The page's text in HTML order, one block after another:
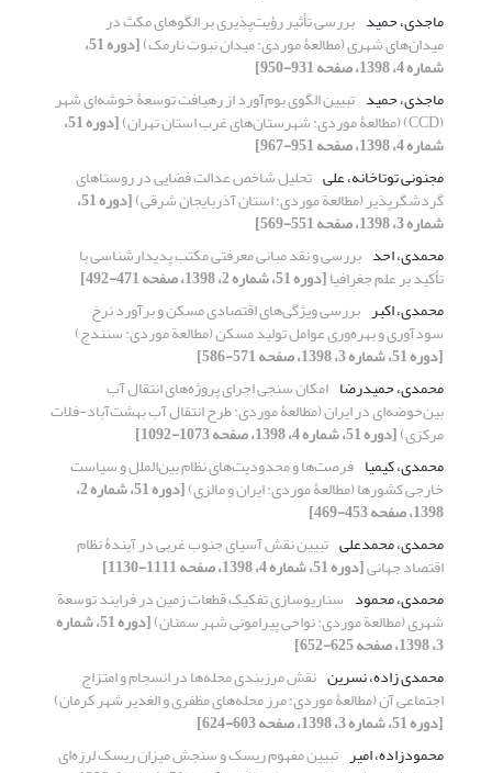
ماجدی، حمید بررسی تأثیر رؤیت‌پذیری بر الگوهای مکث در
میدان‌های شهری (مطالعۀ موردی: میدان نبوت نارمک) [دوره 51،
شماره 4، 1398، صفحه 931-950]
ماجدی، حمید تبیین الگوی بوم‌آورد از رهیافت توسعۀ خوشه‌ای شهر
(CCD) (مطالعۀ موردی: شهرستان‌های غرب استان تهران) [دوره 51،
شماره 4، 1398، صفحه 951-967]
مجنونی توتاخانه، علی تحلیل شاخص عدالت فضایی در روستاهای
گردشگرپذیر (مطالعة موردی: استان آذربایجان شرقی) [دوره 51،
شماره 3، 1398، صفحه 551-569]
محمدی، احد بررسی و نقد مبانی معرفتی مکتب پدیدارشناسی با
تأکید بر علم جغرافیا[دوره 51، شماره 2، 1398، صفحه 471-492]
محمدی، اکبر بررسی ویژگی‌های اقتصادی مسکن و برآورد نرخ
سودآوری و بهره‌وری عوامل تولید مسکن (مطالعة موردی: سنندج)
[دوره 51، شماره 3، 1398، صفحه 571-586]
محمدی، حمیدرضا امکان سنجی اجرای پروژه‌های انتقال آب
بین‌حوضه‌ای در ایران (مطالعۀ موردی: طرح انتقال آب بهشت‌آباد-فلات
مرکزی)[دوره 51، شماره 4، 1398، صفحه 1073-1092]
محمدی، کیمیا فرصت‌ها و محدودیت‌های نظام بین‌الملل و سیاست
خارجی کشورها (مطالعۀ موردی: ایران و مالزی) [دوره 51، شماره 2،
1398، صفحه 453-469]
محمدی، محمدعلی تبیین نقش آسیای جنوب غربی در آیندۀ نظام
اقتصاد جهانی[دوره 51، شماره 4، 1398، صفحه 1111-1130]
محمدی، محمود سناریوسازی تفکیک قطعات زمین در فرایند توسعة
شهری (مطالعة موردی: نواحی پیرامونی شهر سمنان) [دوره 51، شماره
3، 1398، صفحه 625-652]
محمدی زاده، نسرین نقش مرزبندی محله‌ها در انسجام و امتزاج
اجتماعی آن (مطالعۀ موردی: مرز محله‌های مظفری و الغدیر شهر کرمان)
[دوره 51، شماره 3، 1398، صفحه 603-624]
محمودزاده، امیر تبیین مفهوم ریسک و سنجش میزان ریسک لرزه‌ای